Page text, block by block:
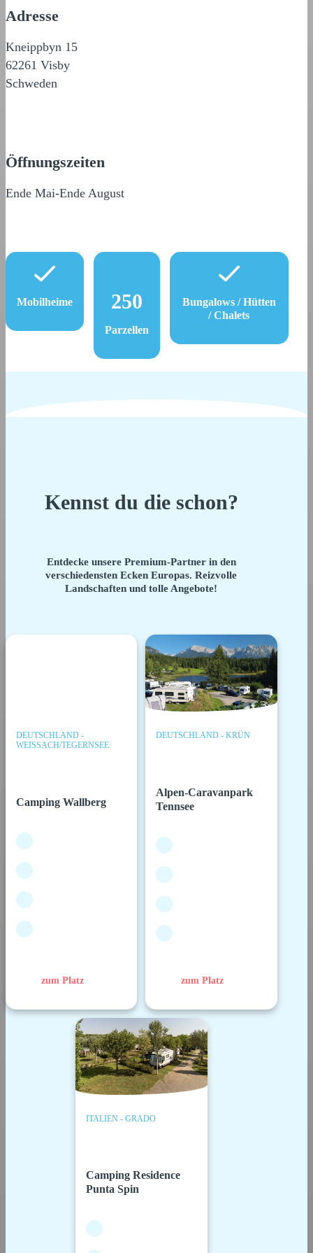
Adresse
Kneippbyn 15
62261 Visby
Schweden
Öffnungszeiten
Ende Mai-Ende August
Mobilheime 250
Parzellen
Bungalows / Hütten
/ Chalets
Kennst du die schon?
Entdecke unsere Premium-Partner in den
verschiedensten Ecken Europas. Reizvolle
Landschaften und tolle Angebote!
DEUTSCHLAND -
WEISSACH/TEGERNSEE
Camping Wallberg
zum Platz
DEUTSCHLAND - KRÜN
Alpen-Caravanpark
Tennsee
zum Platz
ITALIEN - GRADO
Camping Residence
Punta Spin